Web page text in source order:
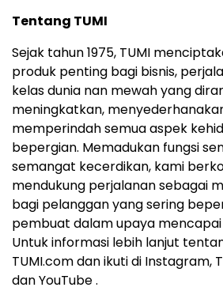
Tentang TUMI
Sejak tahun 1975, TUMI
produk penting bagi bisnis,
kelas dunia nan mewah yang
meningkatkan,
memperindah semua aspek
bepergian. Memadukan fungsi
semangat kecerdikan, kami
mendukung perjalanan sebagai
bagi pelanggan yang sering
pembuat dalam upaya
Untuk informasi lebih lanjut
TUMI.com dan ikuti di Instagram,
dan YouTube .